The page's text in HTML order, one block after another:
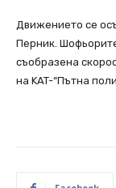
Движението се
Перник.
съобразена
на KAT-“Пътна